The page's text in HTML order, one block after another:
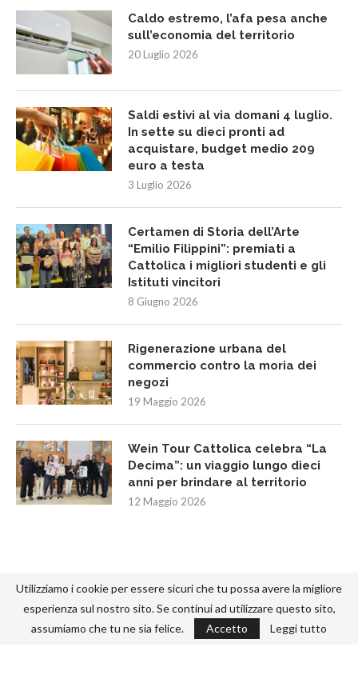
Caldo estremo, l’afa pesa anche
sull’economia del territorio
20 Luglio 2026
Saldi estivi al via domani 4 luglio.
In sette su dieci pronti ad
acquistare, budget medio 209
euro a testa
3 Luglio 2026
Certamen di Storia dell’Arte
“Emilio Filippini”: premiati a
Cattolica i migliori studenti e gli
Istituti vincitori
8 Giugno 2026
Rigenerazione urbana del
commercio contro la moria dei
negozi
19 Maggio 2026
Wein Tour Cattolica celebra “La
Decima”: un viaggio lungo dieci
anni per brindare al territorio
12 Maggio 2026
Utilizziamo i cookie per essere sicuri che tu possa avere la migliore
esperienza sul nostro sito. Se continui ad utilizzare questo sito,
assumiamo che tu ne sia felice.
Accetto Leggi tutto